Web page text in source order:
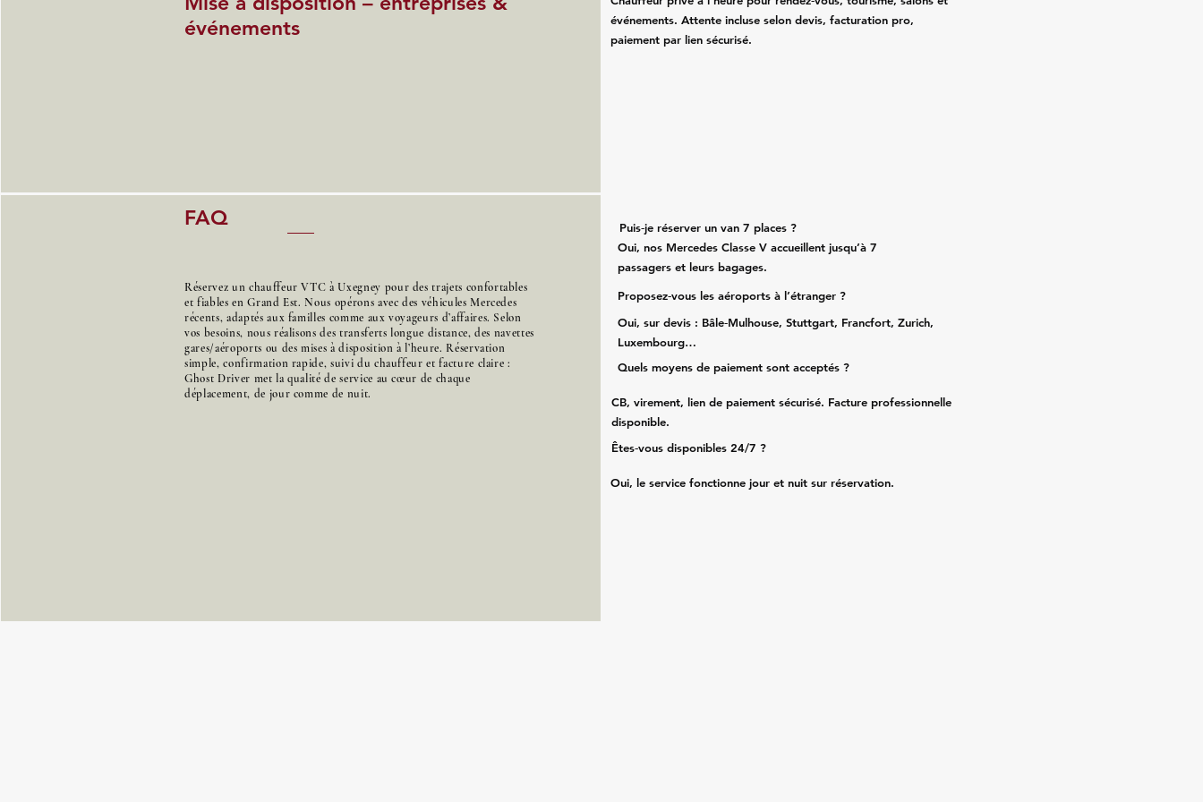
événements
événements. Attente incluse selon devis, facturation pro,
paiement par lien sécurisé.
FAQ
Réservez un chauffeur VTC à Uxegney pour des trajets confortables
et fiables en Grand Est. Nous opérons avec des véhicules Mercedes
récents, adaptés aux familles comme aux voyageurs d’affaires. Selon
vos besoins, nous réalisons des transferts longue distance, des navettes
gares/aéroports ou des mises à disposition à l’heure. Réservation
simple, confirmation rapide, suivi du chauffeur et facture claire :
Ghost Driver met la qualité de service au cœur de chaque
déplacement, de jour comme de nuit.
Puis‑je réserver un van 7 places ?
Oui, nos Mercedes Classe V accueillent jusqu’à 7
passagers et leurs bagages.
Proposez‑vous les aéroports à l’étranger ?
Oui, sur devis : Bâle‑Mulhouse, Stuttgart, Francfort, Zurich,
Luxembourg…
Quels moyens de paiement sont acceptés ?
CB, virement, lien de paiement sécurisé. Facture professionnelle
disponible.
Êtes‑vous disponibles 24/7 ?
Oui, le service fonctionne jour et nuit sur réservation.